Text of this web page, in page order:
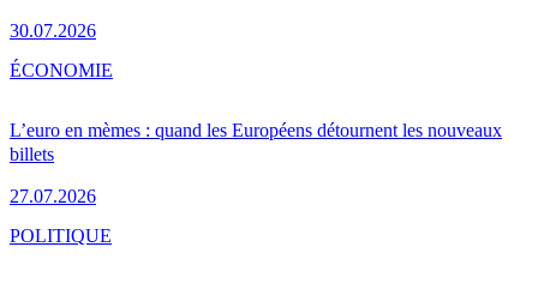
30.07.2026
L’euro en mèmes : quand les Européens détournent les nouveaux
billets
27.07.2026
ÉCONOMIE
POLITIQUE